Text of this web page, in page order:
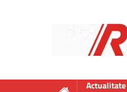
Actualitate